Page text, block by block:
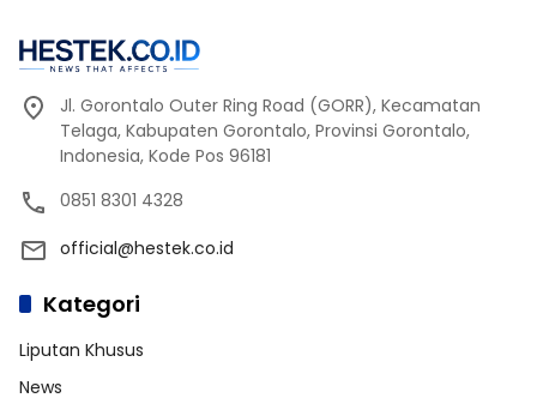
Jl. Gorontalo Outer Ring Road (GORR), Kecamatan
Telaga, Kabupaten Gorontalo, Provinsi Gorontalo,
Indonesia, Kode Pos 96181
0851 8301 4328
official@hestek.co.id
Kategori
Liputan Khusus
News